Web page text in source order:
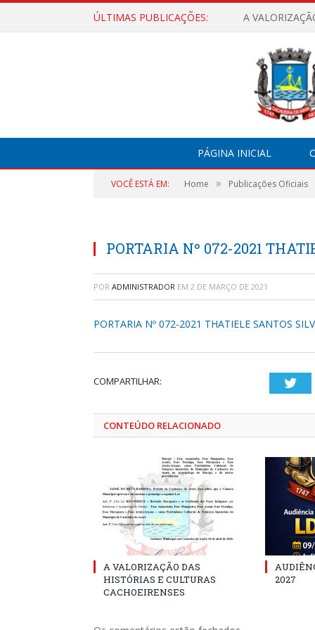
ÚLTIMAS PUBLICAÇÕES: A
PÁGINA INICIAL
VOCÊ ESTÁ EM: Home » Publicações Oficiais
PORTARIA Nº 072-2021
POR ADMINISTRADOR EM 2 DE MARÇO DE 2021
PORTARIA Nº 072-2021 THATIELE SANTOS
COMPARTILHAR:
CONTEÚDO RELACIONADO
A VALORIZAÇÃO DAS
HISTÓRIAS E CULTURAS
CACHOEIRENSES
2027